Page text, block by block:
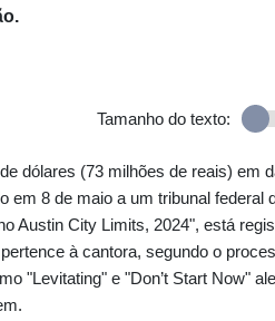
Tamanho do texto:
dólares (73 milhões de reais) em
em 8 de maio a um tribunal federal
Austin City Limits, 2024", está
à cantora, segundo o
"Levitating" e "Don’t Start Now"